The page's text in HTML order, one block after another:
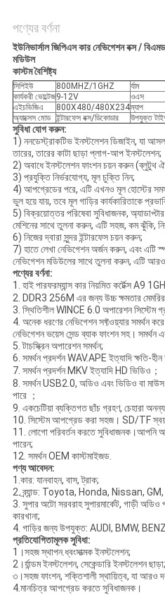
পণ্যের বর্ণনা
ইউনিভার্সাল জিপিএস কার নেভিগেশন বক্স /
মডিউল
কাস্টম বৈশিষ্ট্য
সিপিইউ 800MHZ/1GHZ র্যাম
কার্যকরী ভোল্টেজ9-12V ওএস
এইচভিজিএ
800X480/480X234ম্যাপ
অ্যাক্সেস মোড ইন্টারফেস বক্স/ডিকোডার উপযুক্ত
সুবিধা যোগ করুন:
1) ননডেস্ট্রাকটিভ ইনস্টলেশন ডিজাইন, যা আসল
তারের, তারের কাটা ছাড়া প্লাগ-আপ ইনস্টলেশন;
2) অবাধে ইনস্টলেশন ফাংশন চয়ন করুন (ব্লুটুথ
3) প্রযুক্তি নির্ভরযোগ্য, মূল চুক্তি নিন;
4) আপগ্রেডের পরে, এটি এখনও মূল হোস্টের
ভুল হয়ে যায়, তবে মূল গাড়ির কার্যকারিতাকে
5) বিক্রয়োত্তর পরিষেবা সুবিধাজনক,
মেশিনের সাথে তুলনা করুন, এটি সহজ, কম ঝুঁকি,
6) নিজের দ্বারা সুন্দর ইন্টারফেস চয়ন করুন;
7) হাতে লেখা নেভিগেশন অর্জন করুন, এবং এটি
নেভিগেশন মডিউলের সাথে তুলনা করুন, এটি
পণ্যের বর্ণনা:
1. হাই পারফরম্যান্স কার নিয়মিত কর্টেক্স A9
2. DDR3 256M এর জন্য উচ্চ ক্ষমতার মেমরির
3. স্থিতিশীল WINCE 6.0 অপারেশন সিস্টেম
4. অনেক ধরণের নেভিগেশন সফ্টওয়্যার সমর্থন
নেভিগেশন ভয়েস সেন্ড ব্যাক ফাংশন সহ। সমর্থন
5. টাচস্ক্রিন অপারেশন সমর্থন;
6. সমর্থন প্রদর্শন WAV.APE ইত্যাদি ক্ষতি-
7. সমর্থন প্রদর্শন MKV ইত্যাদি HD ভিডিও；
8. সমর্থন USB2.0, অডিও এবং ভিডিও বা মাউস
পারে ；
9. একচেটিয়া ব্যক্তিগত ছাঁচ গ্রহণ, চেহারা অনন্য
10. সিস্টেম আপগ্রেড করা সহজ। SD/TF
11. লোগো পরিবর্তন করতে সুবিধাজনক।আপনি
পারেন;
12. সমর্থন OEM কাস্টমাইজড.
পণ্য আবেদন:
1.কার: যানবাহন, বাস, ট্রাক;
2. ব্র্যান্ড: Toyota, Honda, Nissan,
3. সুপার অটো সরবরাহ সুপারমার্কেট, গাড়ী অডিও
কারখানা;
4. গাড়ির জন্য উপযুক্ত: AUDI, BMW,
প্রতিযোগিতামূলক সুবিধা:
1।সহজ স্থাপন.ধ্বংসাত্মক ইনস্টলেশন;
2।র্যান্ডম ইনস্টলেশন, সেকেন্ডারি ইনস্টলেশন ছাড়া;
৩।সহজ ফাংশন, শক্তিশালী স্থায়িত্ব, যা আরও
4.মানচিত্র আপগ্রেড করতে সুবিধাজনক।